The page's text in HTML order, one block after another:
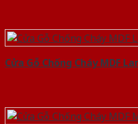
Cửa Gỗ Chống Cháy MDF